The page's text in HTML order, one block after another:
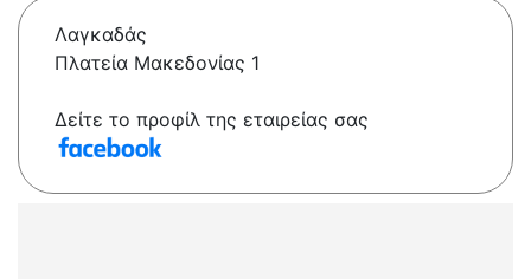
Λαγκαδάς
Πλατεία Μακεδονίας 1
Δείτε το προφίλ της εταιρείας σας